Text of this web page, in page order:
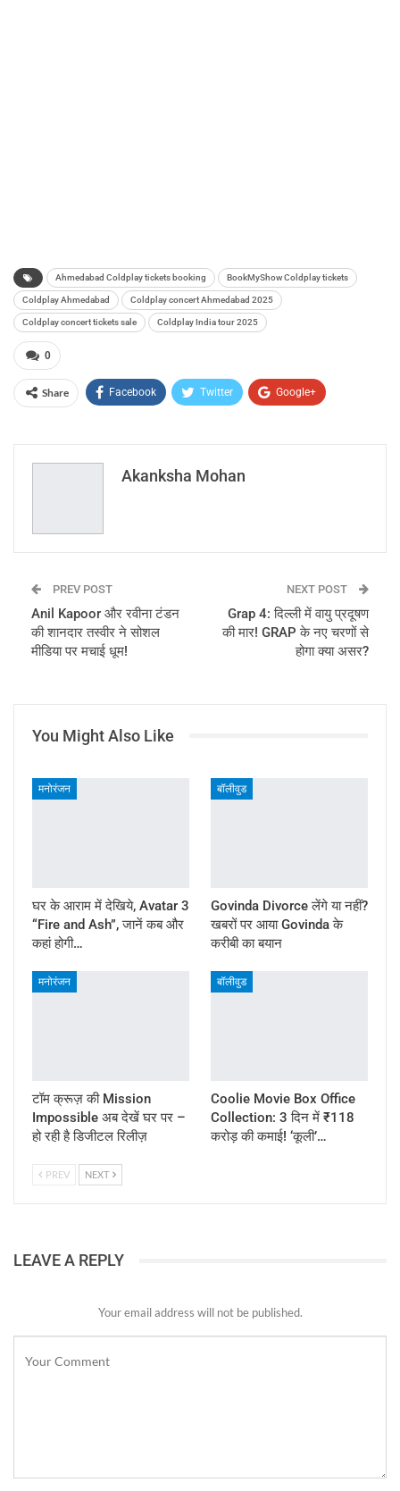
Ahmedabad Coldplay tickets booking BookMyShow Coldplay tickets
Coldplay Ahmedabad Coldplay concert Ahmedabad 2025
Coldplay concert tickets sale Coldplay India tour 2025
0
Share Facebook Twitter Google+
Email
Akanksha Mohan
PREV POST
Anil Kapoor और रवीना टंडन
की शानदार तस्वीर ने सोशल
मीडिया पर मचाई धूम!
NEXT POST
Grap 4: दिल्ली में वायु प्रदूषण
की मार! GRAP के नए चरणों से
होगा क्या असर?
You Might Also Like
मनोरंजन
घर के आराम में देखिये, Avatar 3
“Fire and Ash”, जानें कब और
कहां होगी…
बॉलीवुड
Govinda Divorce लेंगे या नहीं?
खबरों पर आया Govinda के
करीबी का बयान
मनोरंजन
टॉम क्रूज़ की Mission
Impossible अब देखें घर पर –
हो रही है डिजीटल रिलीज़
बॉलीवुड
Coolie Movie Box Office
Collection: 3 दिन में ₹118
करोड़ की कमाई! ‘कूली’…
PREV NEXT
LEAVE A REPLY
Your email address will not be published.